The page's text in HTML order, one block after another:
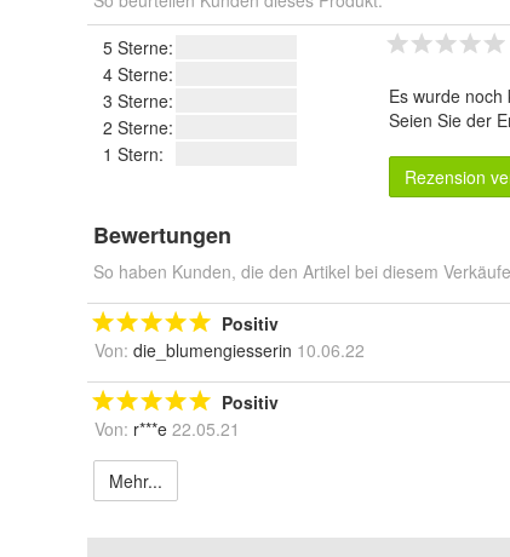
5 Sterne:
4 Sterne:
3 Sterne:
2 Sterne:
1 Stern:
Es wurde
Seien Sie der
Rezension
Bewertungen
So haben Kunden, die den Artikel bei diesem
Positiv
Von: die_blumengiesserin 10.06.22
Positiv
Von: r***e 22.05.21
Mehr...